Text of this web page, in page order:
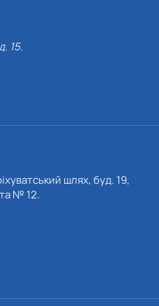
15.
шлях, буд. 19,
№ 12.